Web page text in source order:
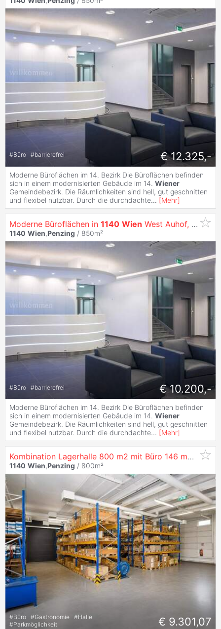
#Büro #barrierefrei € 12.325,-
Moderne Büroflächen im 14. Bezirk Die Büroflächen befinden
sich in einem modernisierten Gebäude im 14. Wiener
Gemeindebezirk. Die Räumlichkeiten sind hell, gut geschnitten
und flexibel nutzbar. Durch die durchdachte... [Mehr]
Moderne Büroflächen in 1140 Wien West Auhof, Grenze zu Niederösterreich
1140 Wien,Penzing / 850m²
#Büro #barrierefrei € 10.200,-
Moderne Büroflächen im 14. Bezirk Die Büroflächen befinden
sich in einem modernisierten Gebäude im 14. Wiener
Gemeindebezirk. Die Räumlichkeiten sind hell, gut geschnitten
und flexibel nutzbar. Durch die durchdachte... [Mehr]
Kombination Lagerhalle 800 m2 mit Büro 146 m2 in
1140 Wien,Penzing / 800m²
#Büro #Gastronomie #Halle
#Parkmöglichkeit € 9.301,07